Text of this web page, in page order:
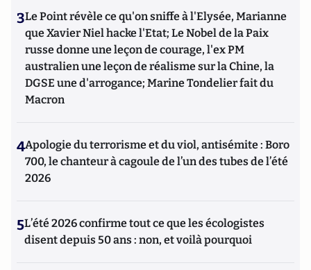
3Le Point révèle ce qu'on sniffe à l'Elysée, Marianne
que Xavier Niel hacke l'Etat; Le Nobel de la Paix
russe donne une leçon de courage, l'ex PM
australien une leçon de réalisme sur la Chine, la
DGSE une d'arrogance; Marine Tondelier fait du
Macron
4Apologie du terrorisme et du viol, antisémite : Boro
700, le chanteur à cagoule de l’un des tubes de l’été
2026
5L’été 2026 confirme tout ce que les écologistes
disent depuis 50 ans : non, et voilà pourquoi